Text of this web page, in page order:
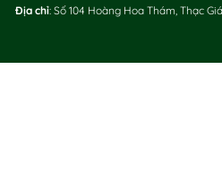
Địa chỉ: Số 104 Hoàng Hoa Thám, Thạc